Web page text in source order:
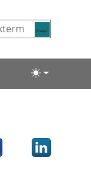
Lichte/
Bluesky
dit item op
Deel dit